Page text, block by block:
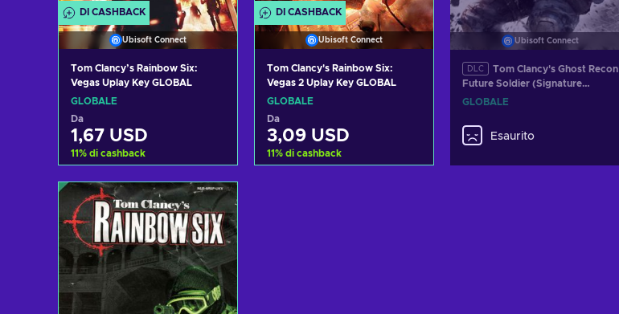
DI CASHBACK
Ubisoft Connect
Tom Clancy’s Rainbow Six:
Vegas Uplay Key GLOBAL
GLOBALE
Da
1,67 USD
11% di cashback
Aggiungi al carrello
Visualizza offerte
DI CASHBACK
Ubisoft Connect
Tom Clancy's Rainbow Six:
Vegas 2 Uplay Key GLOBAL
GLOBALE
Da
3,09 USD
11% di cashback
Ubisoft Connect
DLC
Tom Clancy's Ghost Recon
Future Soldier (Signature
Edition) Uplay Key GLOBAL
GLOBALE
Esaurito